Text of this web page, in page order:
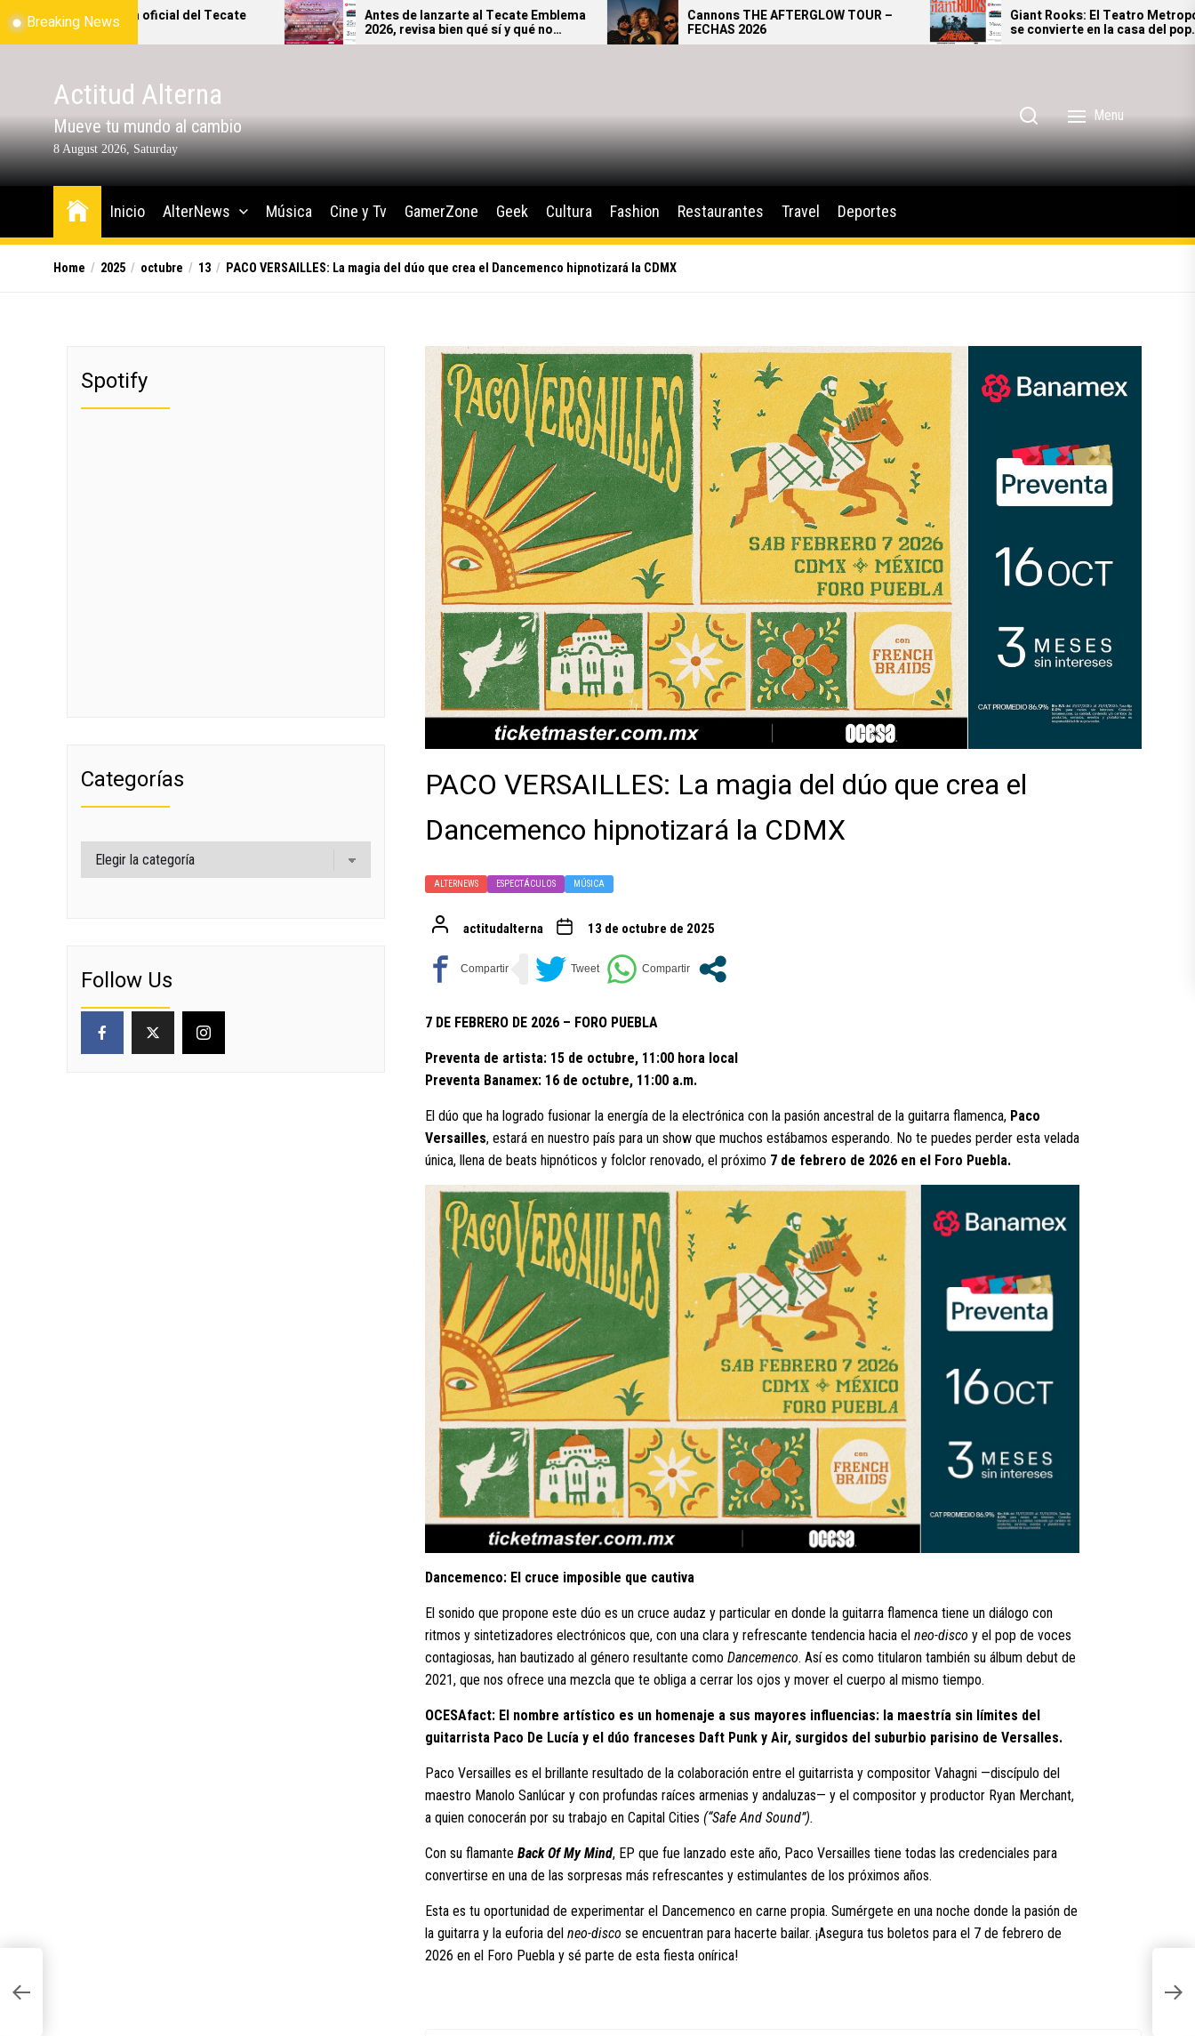
Skip
to
Breaking News
oficial del Tecate Antes de lanzarte al Tecate Emblema
2026, revisa bien qué sí y qué no
podrás ingresar al festival.
Cannons THE AFTERGLOW TOUR –
FECHAS 2026
Giant Rooks: El Teatro Metropólitan
se convierte en la casa del pop
alternativo alemán
Actitud Alterna
Mueve tu mundo al cambio
8 August 2026, Saturday
Menu
Inicio AlterNews Música Cine y Tv GamerZone Geek Cultura Fashion Restaurantes Travel Deportes
Home 2025 octubre 13 PACO VERSAILLES: La magia del dúo que crea el Dancemenco hipnotizará la CDMX
PACO VERSAILLES: La magia del dúo que crea el
Dancemenco hipnotizará la CDMX
ALTERNEWS ESPECTÁCULOS MÚSICA
actitudalterna 13 de octubre de 2025
7 DE FEBRERO DE 2026 – FORO PUEBLA
Preventa de artista: 15 de octubre, 11:00 hora local
Preventa Banamex: 16 de octubre, 11:00 a.m.
El dúo que ha logrado fusionar la energía de la electrónica con la pasión ancestral de la guitarra flamenca, Paco
Versailles, estará en nuestro país para un show que muchos estábamos esperando. No te puedes perder esta velada
única, llena de beats hipnóticos y folclor renovado, el próximo 7 de febrero de 2026 en el Foro Puebla.
Dancemenco: El cruce imposible que cautiva
El sonido que propone este dúo es un cruce audaz y particular en donde la guitarra flamenca tiene un diálogo con
ritmos y sintetizadores electrónicos que, con una clara y refrescante tendencia hacia el neo-disco y el pop de voces
contagiosas, han bautizado al género resultante como Dancemenco. Así es como titularon también su álbum debut de
2021, que nos ofrece una mezcla que te obliga a cerrar los ojos y mover el cuerpo al mismo tiempo.
OCESAfact: El nombre artístico es un homenaje a sus mayores influencias: la maestría sin límites del
guitarrista Paco De Lucía y el dúo franceses Daft Punk y Air, surgidos del suburbio parisino de Versalles.
Paco Versailles es el brillante resultado de la colaboración entre el guitarrista y compositor Vahagni —discípulo del
maestro Manolo Sanlúcar y con profundas raíces armenias y andaluzas— y el compositor y productor Ryan Merchant,
a quien conocerán por su trabajo en Capital Cities (“Safe And Sound”).
Con su flamante Back Of My Mind, EP que fue lanzado este año, Paco Versailles tiene todas las credenciales para
convertirse en una de las sorpresas más refrescantes y estimulantes de los próximos años.
Esta es tu oportunidad de experimentar el Dancemenco en carne propia. Sumérgete en una noche donde la pasión de
la guitarra y la euforia del neo-disco se encuentran para hacerte bailar. ¡Asegura tus boletos para el 7 de febrero de
2026 en el Foro Puebla y sé parte de esta fiesta onírica!
Spotify
Categorías
Categorías
Follow Us